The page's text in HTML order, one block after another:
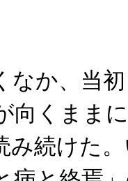
か、当
向くまま
み続けた